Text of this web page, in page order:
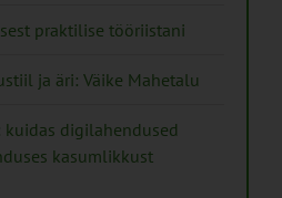
praktilise tööriistani
ja äri: Väike Mahetalu
kuidas digilahendused
kasumlikkust